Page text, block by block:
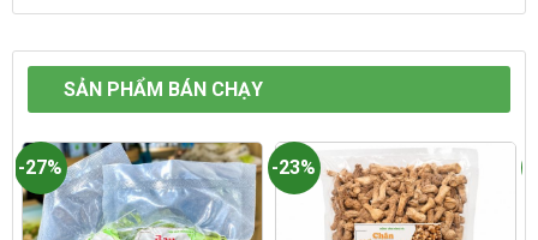
SẢN PHẨM BÁN CHẠY
-27% -23%